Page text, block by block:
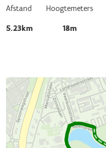
Afstand
5.23km
Hoogtemeters
18m